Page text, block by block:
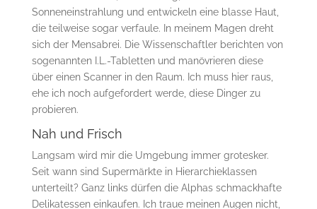
Sonneneinstrahlung und entwickeln eine blasse Haut,
die teilweise sogar verfaule. In meinem Magen dreht
sich der Mensabrei. Die Wissenschaftler berichten von
sogenannten I.L.-Tabletten und manövrieren diese
über einen Scanner in den Raum. Ich muss hier raus,
ehe ich noch aufgefordert werde, diese Dinger zu
probieren.
Nah und Frisch
Langsam wird mir die Umgebung immer grotesker.
Seit wann sind Supermärkte in Hierarchieklassen
unterteilt? Ganz links dürfen die Alphas schmackhafte
Delikatessen einkaufen. Ich traue meinen Augen nicht,